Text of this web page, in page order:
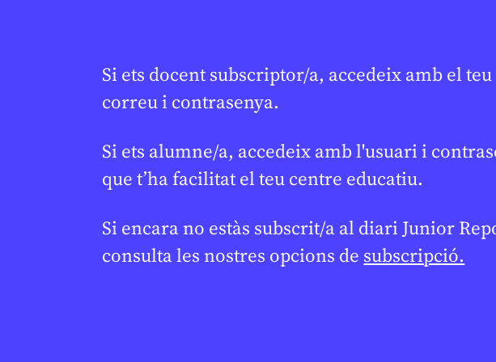
Si ets docent subscriptor/a, accedeix amb el teu
correu i contrasenya.
Si ets alumne/a, accedeix amb l'usuari i
que t’ha facilitat el teu centre educatiu.
Si encara no estàs subscrit/a al diari Junior
consulta les nostres opcions de subscripció.